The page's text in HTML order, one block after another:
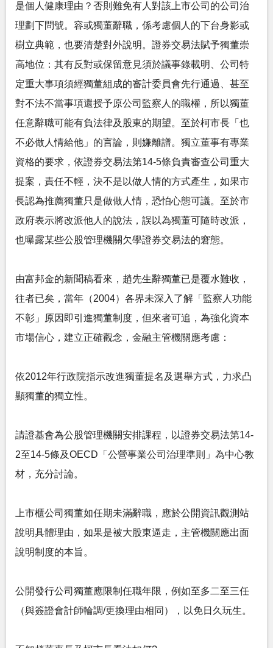
是個人健康理由？否則難免有人對該上市公司的公司治
理劃下問號。容或獨董辭職，係考慮個人的下台身影或
樹立典範，也要清楚對外說明。證券交易法賦予獨董崇
高地位：其有反對或保留意見須於議事錄載明、公司特
定重大事項須經獨董組成的審計委員會先行通過、甚至
對不法不當事項還授予原公司監察人的職權，所以獨董
任意辭職可能有負法律及股東的期望。至於柯市長「也
不必做人情給他」的言論，則嫌離譜。獨立董事有專業
資格的要求，依證券交易法第14-5條負責審查公司重大
提案，責任不輕，決不是以做人情的方式產生，如果市
長認為推薦獨董只是做做人情，恐怕心態可議。至於市
政府表示將改派他人的說法，誤以為獨董可隨時改派，
也曝露某些公股管理機關欠學證券交易法的窘態。
由富邦金的新聞稿看來，趙先生辭獨董已是覆水難收，
往者已矣，當年（2004）各界未深入了解「監察人功能
不彰」原因即引進獨董制度，但來者可追，為強化資本
市場信心，建立正確觀念，金融主管機關應考慮：
依2012年行政院指示改進獨董提名及選舉方式，力求凸
顯獨董的獨立性。
請證基會為公股管理機關安排課程，以證券交易法第14-
2至14-5條及OECD「公營事業公司治理準則」為中心教
材，充分討論。
上市櫃公司獨董如任期未滿辭職，應於公開資訊觀測站
說明具體理由，如果是被大股東逼走，主管機關應出面
說明制度的本旨。
公開發行公司獨董應限制任職年限，例如至多二至三任
（與簽證會計師輪調/更換理由相同），以免日久玩生。